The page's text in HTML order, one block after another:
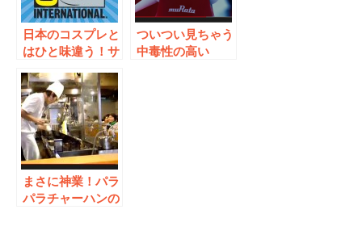
日本のコスプレと
はひと味違う！サ
コン2014！
ついつい見ちゃう
中毒性の高い
まさに神業！パラ
パラチャーハンの